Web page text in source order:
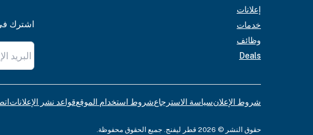
إعلانات
خدمات
وظائف
Deals
اشترك
شروط الإعلانسياسة الاسترجاعشروط استخدام الموقعقواعد نشر الإعلانات
حقوق النشر © 2026 قطر ليفنج. جميع الحقوق محفوظة.